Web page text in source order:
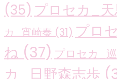
(35) プロセカ_
カ_宵崎奏 (31) プロ
ね (37) プロセカ_
カ_日野森志歩